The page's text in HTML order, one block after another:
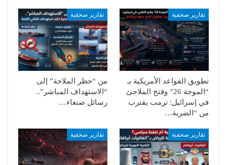
تقارير صحفية
تطويق القواعد الأمريكية بـ
“الموجة 26” وفتح الملاجئ
في إسرائيل: ترمب يقترب
من “الضربة…
تقارير صحفية
من “حظر الملاحة” إلى
“الاستهداف المباشر”..
رسائل صنعاء…
تقارير صحفية تقارير صحفية